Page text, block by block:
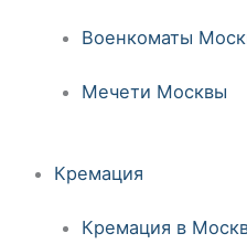
Военкоматы
Мечети Москвы
Кремация
Кремация в